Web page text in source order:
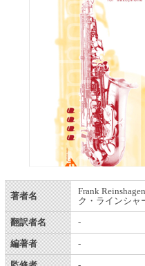
著者名
Frank
ク・ラインシャ
翻訳者名 -
編著者 -